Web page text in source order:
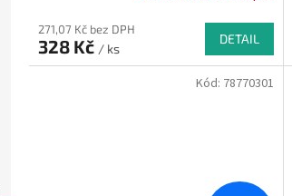
271,07 Kč bez DPH
328 Kč / ks
DETAIL
Kód: 78770301